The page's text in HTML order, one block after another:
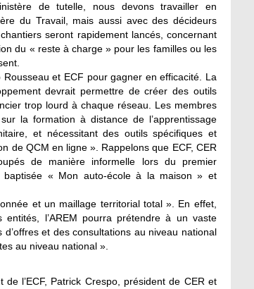
de tutelle, nous devons travailler en
du Travail, mais aussi avec des décideurs
seront rapidement lancés, concernant
du « reste à charge » pour les familles ou les
et ECF pour gagner en efficacité. La
devrait permettre de créer des outils
trop lourd à chaque réseau. Les membres
la formation à distance de l’apprentissage
et nécessitant des outils spécifiques et
de QCM en ligne ». Rappelons que ECF, CER
de manière informelle lors du premier
« Mon auto-école à la maison » et
et un maillage territorial total ». En effet,
l’AREM pourra prétendre à un vaste
et des consultations au niveau national
au niveau national ».
l’ECF, Patrick Crespo, président de CER et